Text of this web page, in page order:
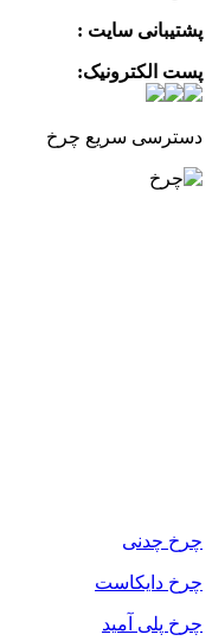
پشتیبانی سایت :
پست الکترونیک:
دسترسی سریع چرخ
چرخ چدنی
چرخ دایکاست
چرخ پلی آمید